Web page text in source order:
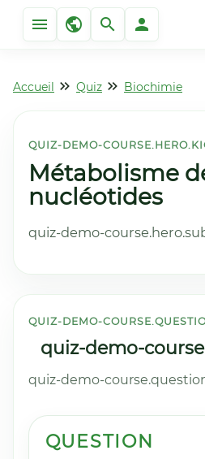
Accueil Quiz Biochimie
QUIZ-DEMO-
Métabolisme
nucléotides
quiz-demo-
QUIZ-DEMO-
quiz-demo-
quiz-demo-
QUESTION